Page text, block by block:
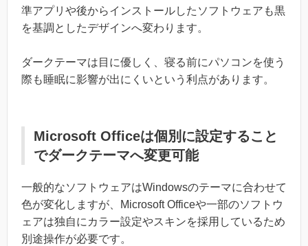
準アプリや後からインストールしたソフトウェアも黒
を基調としたデザインへ変わります。
ダークテーマは目に優しく、寝る前にパソコンを使う
際も睡眠に影響が出にくいという利点があります。
Microsoft Officeは個別に設定すること
でダークテーマへ変更可能
一般的なソフトウェアはWindowsのテーマに合わせて
色が変化しますが、Microsoft Officeや一部のソフトウ
ェアは独自にカラー設定やスキンを採用しているため
別途操作が必要です。